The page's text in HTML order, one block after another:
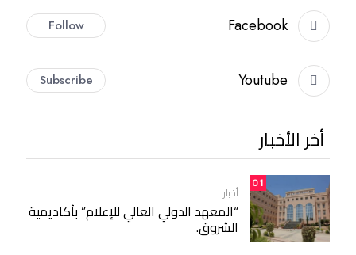
Facebook
Follow
Youtube
Subscribe
أخر الأخبار
01
أخبار
“المعهد الدولي العالي للإعلام” بأكاديمية
الشروق.